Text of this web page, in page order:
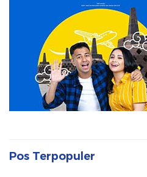
Pos Terpopuler